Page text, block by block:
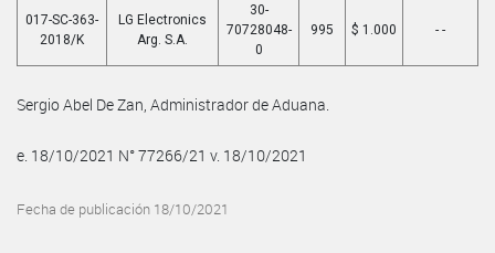
017-SC-363-
2018/K
LG Electronics
Arg. S.A.
30-
70728048-
0
995 $ 1.000 - -
Sergio Abel De Zan, Administrador de Aduana.
e. 18/10/2021 N° 77266/21 v. 18/10/2021
Fecha de publicación 18/10/2021